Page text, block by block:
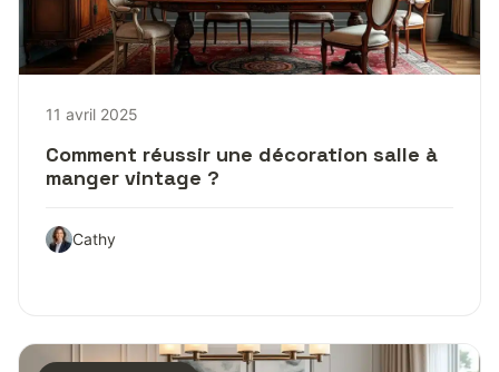
11 avril 2025
Comment réussir une décoration salle à
manger vintage ?
Cathy